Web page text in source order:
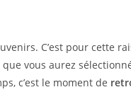
C’est pour cette
que vous aurez
c’est le moment de